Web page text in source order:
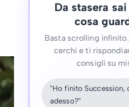
Da stasera
cosa
Basta scrolling
cerchi e ti
consigli su
"Ho finito Succession,
adesso?"